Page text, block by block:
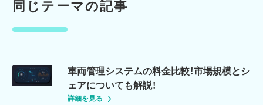
同じテーマの記事
車両管理システムの料金比較！市場規模とシ
ェアについても解説！
詳細を見る